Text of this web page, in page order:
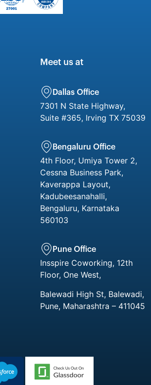
Meet us at
Dallas Office
7301 N State Highway,
Suite #365, Irving TX 75039
Bengaluru Office
4th Floor, Umiya Tower 2,
Cessna Business Park,
Kaverappa Layout,
Kadubeesanahalli,
Bengaluru, Karnataka
560103
Pune Office
Insspire Coworking, 12th
Floor, One West,
Balewadi High St, Balewadi,
Pune, Maharashtra – 411045